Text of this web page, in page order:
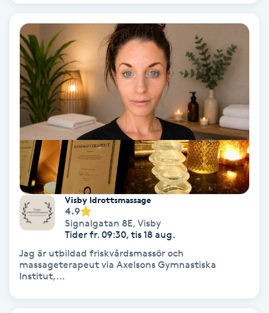
Fransförlängning Megavolym
Fransförlängning Volym
Fransk manikyr
Fransrengöring
Frekvensterapi
Friskvård
Friskvårdsmassage
Frisör
Funktionsanalys
Visby Idrottsmassage
4.9
Signalgatan 8E, Visby
Tider fr. 09:30, tis 18 aug.
Jag är utbildad friskvårdsmassör och
massageterapeut via Axelsons Gymnastiska
Institut,...